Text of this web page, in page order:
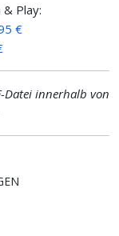
Play:
€
Datei innerhalb von